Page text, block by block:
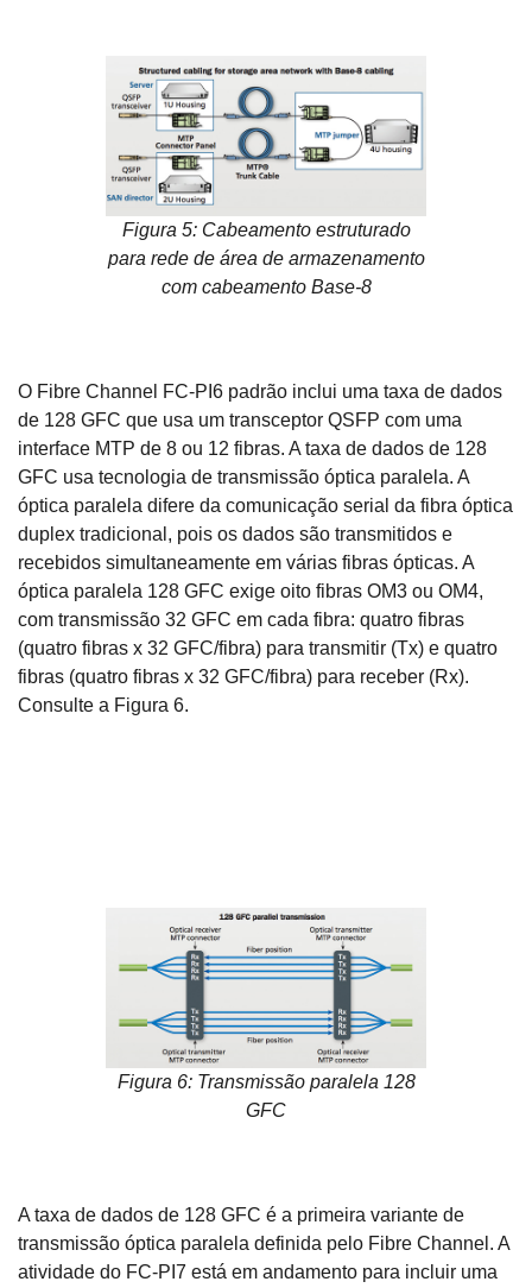
Figura 5: Cabeamento estruturado
para rede de área de armazenamento
com cabeamento Base-8
O Fibre Channel FC-PI6 padrão inclui uma taxa de dados
de 128 GFC que usa um transceptor QSFP com uma
interface MTP de 8 ou 12 fibras. A taxa de dados de 128
GFC usa tecnologia de transmissão óptica paralela. A
óptica paralela difere da comunicação serial da fibra óptica
duplex tradicional, pois os dados são transmitidos e
recebidos simultaneamente em várias fibras ópticas. A
óptica paralela 128 GFC exige oito fibras OM3 ou OM4,
com transmissão 32 GFC em cada fibra: quatro fibras
(quatro fibras x 32 GFC/fibra) para transmitir (Tx) e quatro
fibras (quatro fibras x 32 GFC/fibra) para receber (Rx).
Consulte a Figura 6.
Figura 6: Transmissão paralela 128
GFC
A taxa de dados de 128 GFC é a primeira variante de
transmissão óptica paralela definida pelo Fibre Channel. A
atividade do FC-PI7 está em andamento para incluir uma